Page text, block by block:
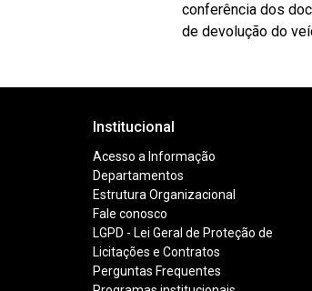
conferência dos
de devolução do
Institucional
Acesso a Informação
Departamentos
Estrutura Organizacional
Fale conosco
LGPD - Lei Geral de Proteção de
Licitações e Contratos
Perguntas Frequentes